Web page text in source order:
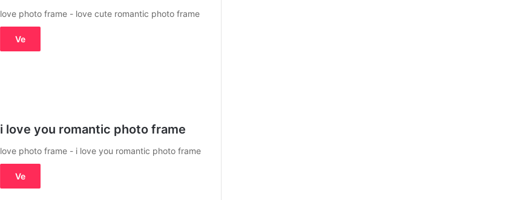
love photo frame - love cute romantic photo frame
Ve
i love you romantic photo frame
love photo frame - i love you romantic photo frame
Ve